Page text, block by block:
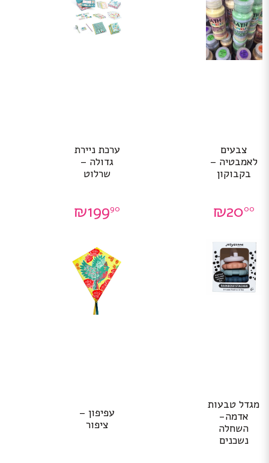
צבעים
לאמבטיה –
בקבוקון
₪2000
ערכת ניירת
גדולה –
שרלוט
₪19990
מגדל טבעות
אדמה-
השחלה
נשכנים
עפיפון –
ציפור